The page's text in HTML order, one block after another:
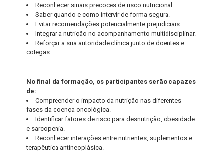
Reconhecer sinais precoces de risco nutricional.
Saber quando e como intervir de forma segura.
Evitar recomendações potencialmente prejudiciais
Integrar a nutrição no acompanhamento multidisciplinar.
Reforçar a sua autoridade clínica junto de doentes e
colegas.
No final da formação, os participantes serão capazes
de:
Compreender o impacto da nutrição nas diferentes
fases da doença oncológica.
Identificar fatores de risco para desnutrição, obesidade
e sarcopenia.
Reconhecer interações entre nutrientes, suplementos e
terapêutica antineoplásica.